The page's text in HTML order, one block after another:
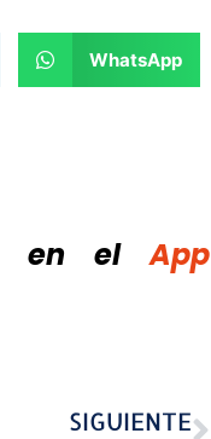
WhatsApp
en el
App
SIGUIENTE